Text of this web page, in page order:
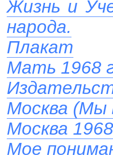
Жизнь и
народа.
Плакат
Мать 1968
Москва (Мы
Москва
Мое